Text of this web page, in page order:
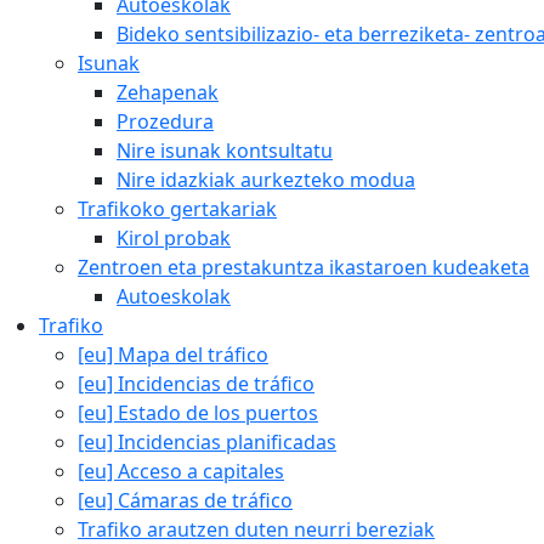
Bideko sentsibilizazio- eta berreziketa-
Isunak
Zehapenak
Prozedura
Nire isunak kontsultatu
Nire idazkiak aurkezteko modua
Trafikoko gertakariak
Kirol probak
Zentroen eta prestakuntza ikastaroen kudeaketa
Autoeskolak
Trafiko
[eu] Mapa del tráfico
[eu] Incidencias de tráfico
[eu] Estado de los puertos
[eu] Incidencias planificadas
[eu] Acceso a capitales
[eu] Cámaras de tráfico
Trafiko arautzen duten neurri bereziak